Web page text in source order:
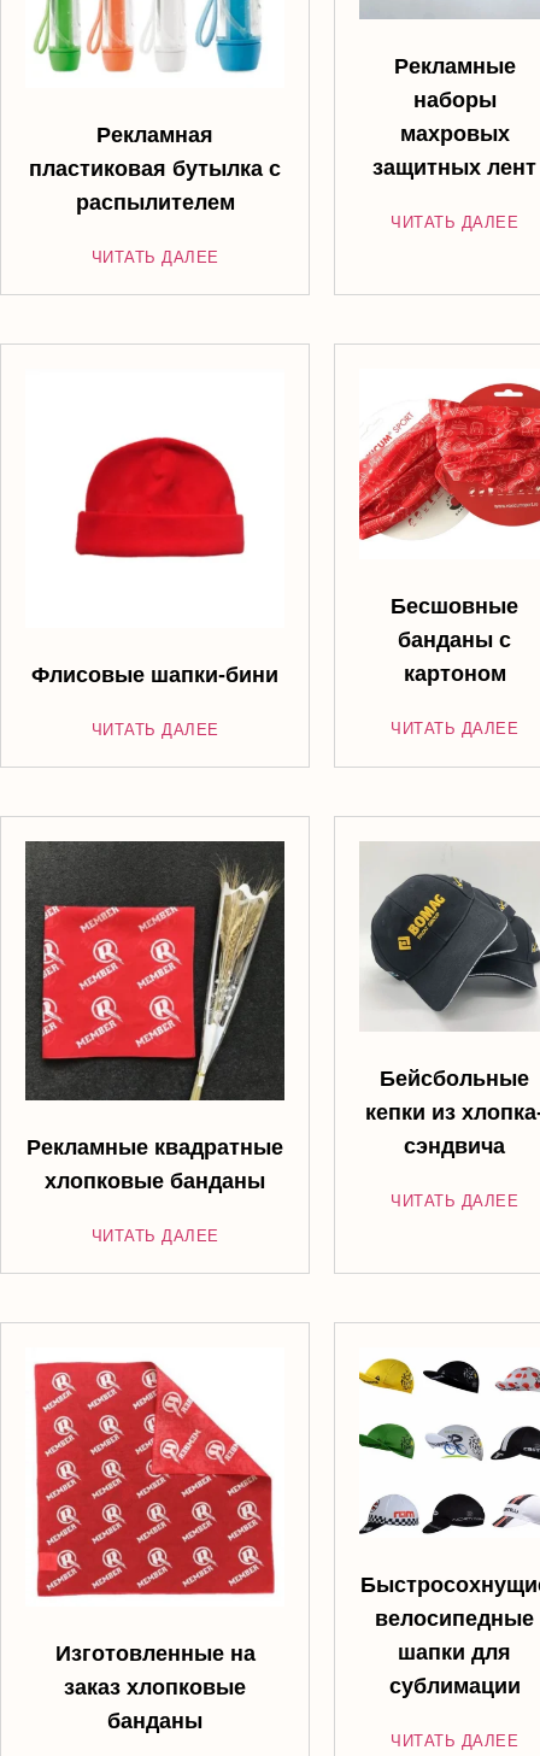
Рекламная
пластиковая бутылка с
распылителем
ЧИТАТЬ ДАЛЕЕ
Рекламные
наборы
махровых
защитных лент
ЧИТАТЬ ДАЛЕЕ
Флисовые шапки-бини
ЧИТАТЬ ДАЛЕЕ
Бесшовные
банданы с
картоном
ЧИТАТЬ ДАЛЕЕ
Рекламные квадратные
хлопковые банданы
ЧИТАТЬ ДАЛЕЕ
Бейсбольные
кепки из
сэндвича
ЧИТАТЬ ДАЛЕЕ
Изготовленные на
заказ хлопковые
банданы
велосипедные
шапки для
сублимации
ЧИТАТЬ ДАЛЕЕ